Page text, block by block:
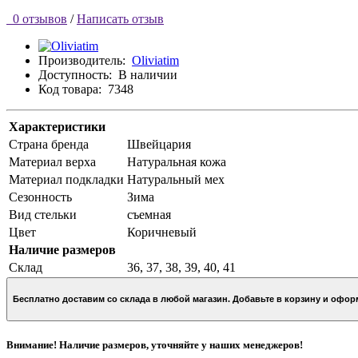
0 отзывов / Написать отзыв
Производитель: Oliviatim
Доступность: В наличии
Код товара: 7348
Характеристики
Страна бренда
Швейцария
Материал верха
Натуральная кожа
Материал подкладки Натуральный мех
Сезонность
Зима
Вид стельки
съемная
Цвет
Коричневый
Наличие размеров
Склад
36, 37, 38, 39, 40, 41
Бесплатно доставим со склада в любой магазин. Добавьте в
Внимание! Наличие размеров, уточняйте у наших менеджеров!